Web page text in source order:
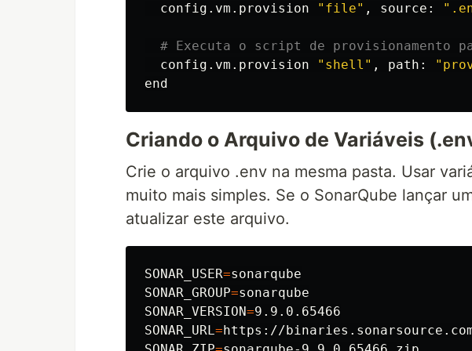
  config.vm.provision
"file" , source :
# Executa o script de provisionamento
  config.vm.provision
"shell" , path:
Criando o Arquivo de Variáveis
Crie o arquivo .env na mesma pasta. Usar
muito mais simples. Se o SonarQube lançar
atualizar este arquivo.
SONAR_USER=
SONAR_GROUP=
SONAR_VERSION=
SONAR_URL=